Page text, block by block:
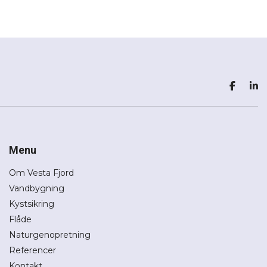
Menu
Om Vesta Fjord
Vandbygning
Kystsikring
Flåde
Naturgenopretning
Referencer